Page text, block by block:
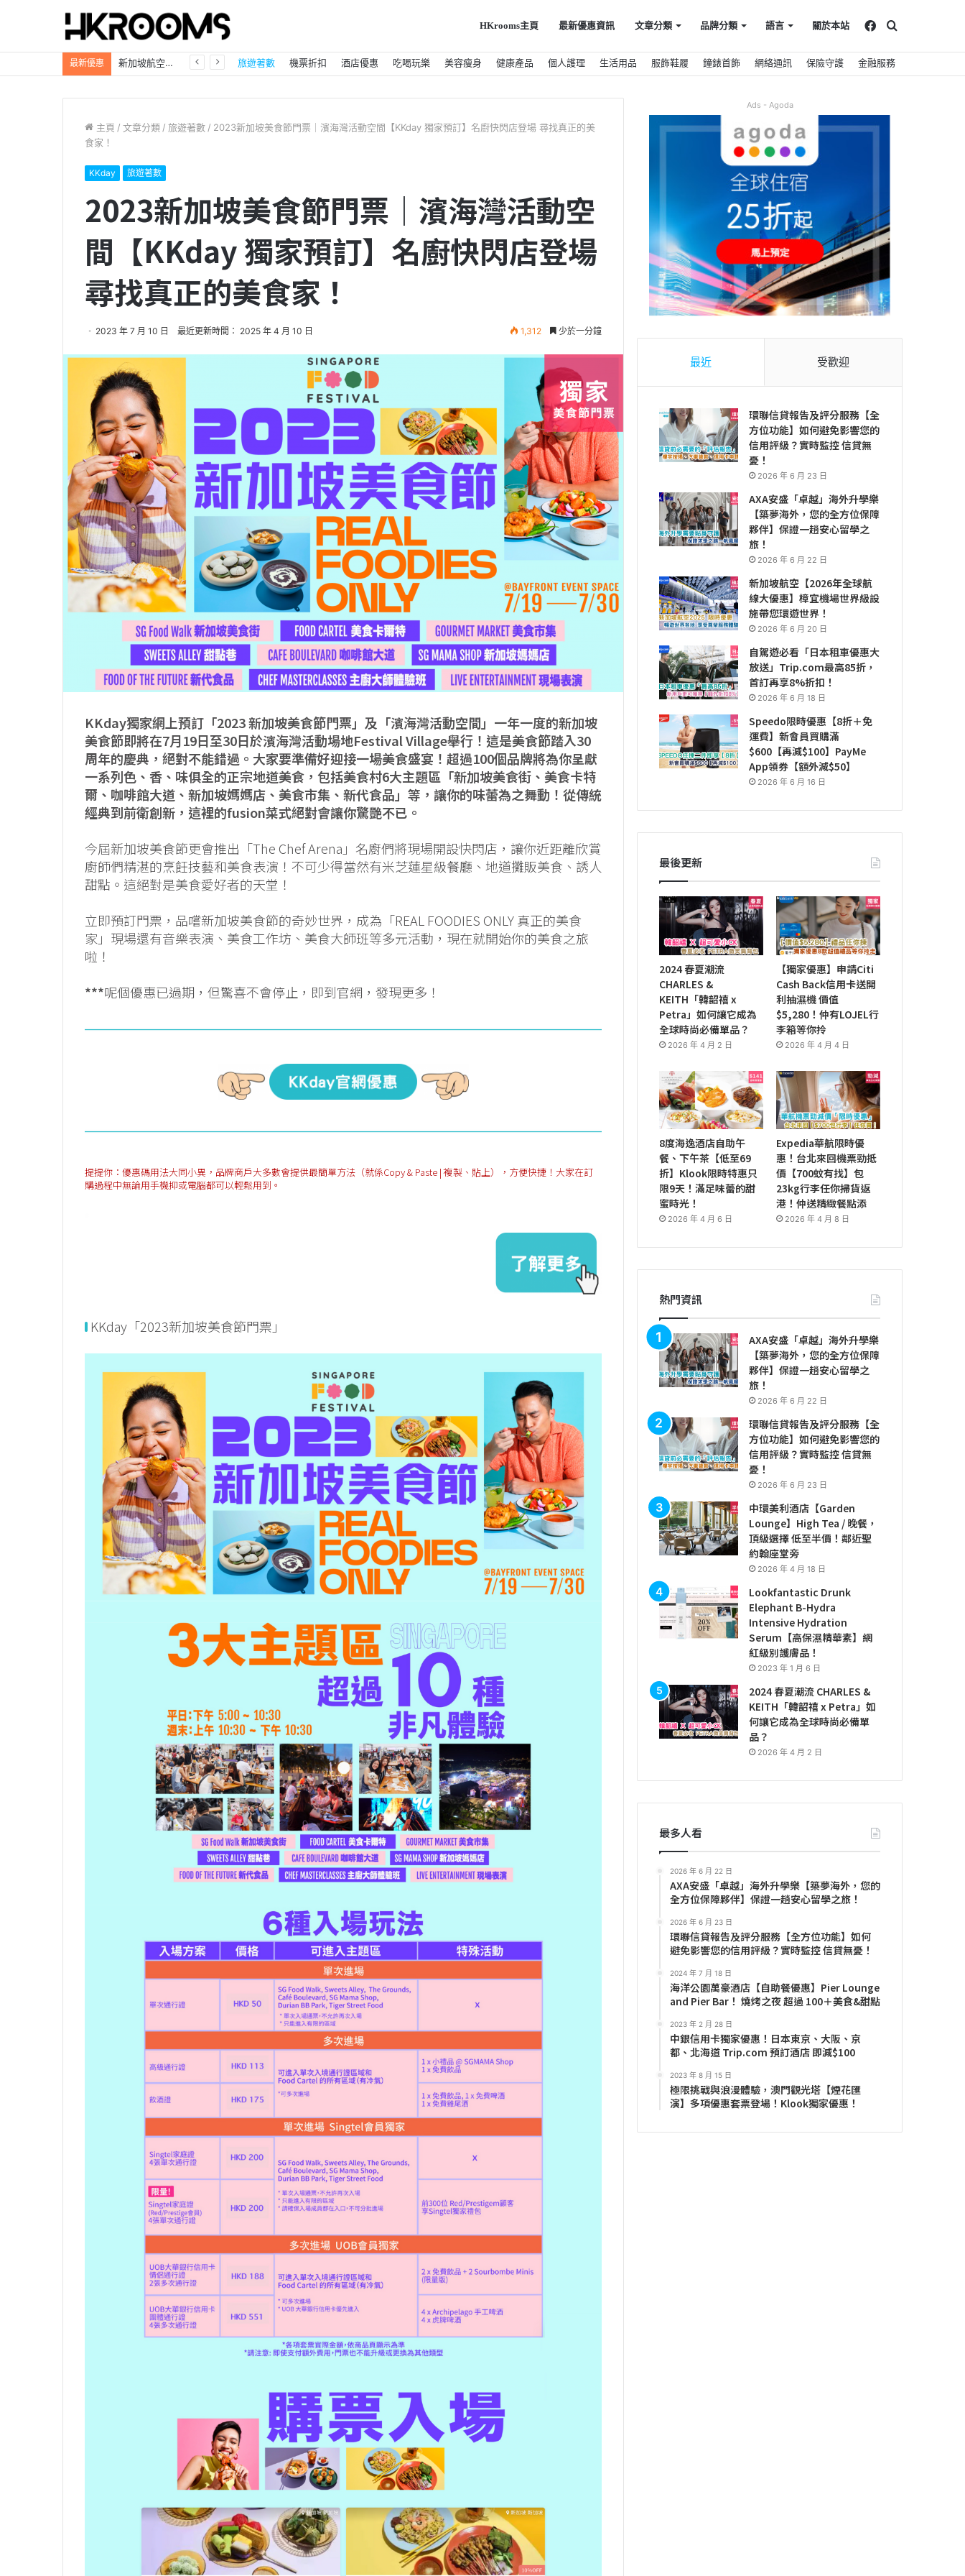
HKrooms主頁 最新優惠資訊 文章分類 品牌分類 語言 關於本站 搜
尋
Facebook
最新優惠 新加坡航空【2026年全球航線大優惠】樟宜機場世界級設施帶您環遊世界！ 旅遊著數 機票折扣 酒店優惠 吃喝玩樂 美容瘦身 健康產品 個人護理 生活用品 服飾鞋履 鐘錶首飾 網絡通訊 保險守護 金融服務
主頁 / 文章分類 / 旅遊著數 / 2023新加坡美食節門票｜濱海灣活動空間【KKday 獨家預訂】名廚快閃店登場 尋找真正的美
食家！
KKday 旅遊著數
2023新加坡美食節門票｜濱海灣活動空
間【KKday 獨家預訂】名廚快閃店登場
尋找真正的美食家！
2023 年 7 月 10 日 最近更新時間： 2025 年 4 月 10 日 1,312 少於一分鐘
KKday獨家網上預訂「2023 新加坡美食節門票」及「濱海灣活動空間」一年一度的新加坡
美食節即將在7月19日至30日於濱海灣活動場地Festival Village舉行！這是美食節踏入30
周年的慶典，絕對不能錯過。大家要準備好迎接一場美食盛宴！超過100個品牌將為你呈獻
一系列色、香、味俱全的正宗地道美食，包括美食村6大主題區「新加坡美食街、美食卡特
爾、咖啡館大道、新加坡媽媽店、美食市集、新代食品」等，讓你的味蕾為之舞動！從傳統
經典到前衛創新，這裡的fusion菜式絕對會讓你驚艷不已。
今屆新加坡美食節更會推出「The Chef Arena」名廚們將現場開設快閃店，讓你近距離欣賞
廚師們精湛的烹飪技藝和美食表演！不可少得當然有米芝蓮星級餐廳、地道攤販美食、誘人
甜點。這絕對是美食愛好者的天堂！
立即預訂門票，品嚐新加坡美食節的奇妙世界，成為「REAL FOODIES ONLY 真正的美食
家」現場還有音樂表演、美食工作坊、美食大師班等多元活動，現在就開始你的美食之旅
啦！
***呢個優惠已過期，但驚喜不會停止，即到官網，發現更多！
提提你：優惠碼用法大同小異，品牌商戶大多數會提供最簡單方法（就係Copy & Paste | 複製、貼上），方便快捷！大家在訂
購過程中無論用手機抑或電腦都可以輕鬆用到。
KKday「2023新加坡美食節門票」
Ads - Agoda
最近 受歡迎
環聯信貸報告及評分服務【全
方位功能】如何避免影響您的
信用評級？實時監控 信貸無
憂！
2026 年 6 月 23 日
AXA安盛「卓越」海外升學樂
【築夢海外，您的全方位保障
夥伴】保證一趟安心留學之
旅！
2026 年 6 月 22 日
新加坡航空【2026年全球航
線大優惠】樟宜機場世界級設
施帶您環遊世界！
2026 年 6 月 20 日
自駕遊必看「日本租車優惠大
放送」Trip.com最高85折，
首訂再享8%折扣！
2026 年 6 月 18 日
Speedo限時優惠【8折＋免
運費】新會員買購滿
$600【再減$100】PayMe
App領券【額外減$50】
2026 年 6 月 16 日
最後更新
2024 春夏潮流
CHARLES &
KEITH「韓韶禧 x
Petra」如何讓它成為
全球時尚必備單品？
2026 年 4 月 2 日
【獨家優惠】申請Citi
Cash Back信用卡送開
利抽濕機 價值
$5,280！仲有LOJEL行
李箱等你拎
2026 年 4 月 4 日
8度海逸酒店自助午
餐、下午茶【低至69
折】Klook限時特惠只
限9天！滿足味蕾的甜
蜜時光！
2026 年 4 月 6 日
Expedia華航限時優
惠！台北來回機票勁抵
價【700蚊有找】包
23kg行李任你掃貨返
港！仲送精緻餐點添
2026 年 4 月 8 日
熱門資訊
AXA安盛「卓越」海外升學樂
【築夢海外，您的全方位保障
夥伴】保證一趟安心留學之
旅！
2026 年 6 月 22 日
環聯信貸報告及評分服務【全
方位功能】如何避免影響您的
信用評級？實時監控 信貸無
憂！
2026 年 6 月 23 日
中環美利酒店【Garden
Lounge】High Tea / 晚餐，
頂級選擇 低至半價！鄰近聖
約翰座堂旁
2026 年 4 月 18 日
Lookfantastic Drunk
Elephant B-Hydra
Intensive Hydration
Serum【高保濕精華素】網
紅級別護膚品！
2023 年 1 月 6 日
2024 春夏潮流 CHARLES &
KEITH「韓韶禧 x Petra」如
何讓它成為全球時尚必備單
品？
2026 年 4 月 2 日
最多人看
2026 年 6 月 22 日
AXA安盛「卓越」海外升學樂【築夢海外，您的
全方位保障夥伴】保證一趟安心留學之旅！
2026 年 6 月 23 日
環聯信貸報告及評分服務【全方位功能】如何
避免影響您的信用評級？實時監控 信貸無憂！
2024 年 7 月 18 日
海洋公園萬豪酒店【自助餐優惠】Pier Lounge
and Pier Bar！ 燒烤之夜 超過 100＋美食&甜點
2023 年 2 月 28 日
中銀信用卡獨家優惠！日本東京、大阪、京
都、北海道 Trip.com 預訂酒店 即減$100
2023 年 8 月 15 日
極限挑戰與浪漫體驗，澳門觀光塔【煙花匯
演】多項優惠套票登場！Klook獨家優惠！